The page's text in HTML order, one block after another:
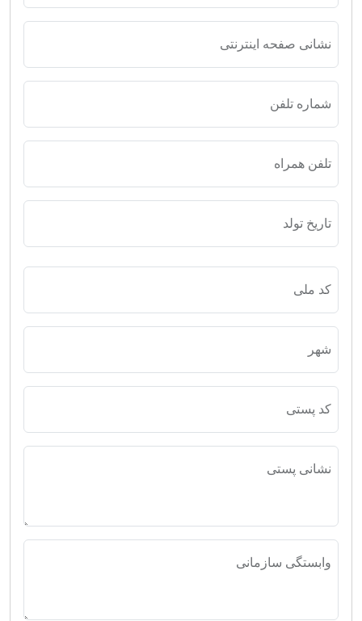
نشانی صفحه اینترنتی
شماره تلفن
تلفن همراه
تاریخ تولد
کد ملی
شهر
کد پستی
نشانی پستی
وابستگی سازمانی